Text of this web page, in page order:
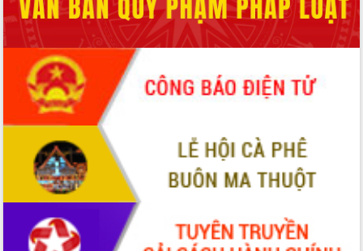
Tháo gỡ những vướng mắc, đẩy mạnh
công tác cải cách thủ tục hành chính
tại Trung tâm Phục vụ hành chính
công tỉnh
Đắk Lắk: Tôn vinh 46 giải pháp tại Hội
thi Sáng tạo Kỹ thuật 2024 - 2025
Đắk Lắk rà soát, điều chỉnh Đề án 190
về phát triển nuôi trồng thủy sản
Phó Chủ tịch UBND tỉnh Đắk Lắk
Trương Công Thái kiểm tra thực địa
Dự án cao tốc Khánh Hòa - Buôn Ma
Thuột
Định vị cà phê Việt Nam như một “di
sản sống” trong dòng chảy toàn cầu